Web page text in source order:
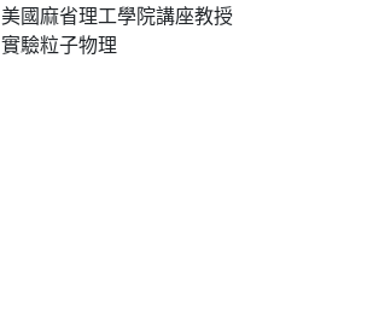
美國麻省理工學院講座教授
實驗粒子物理